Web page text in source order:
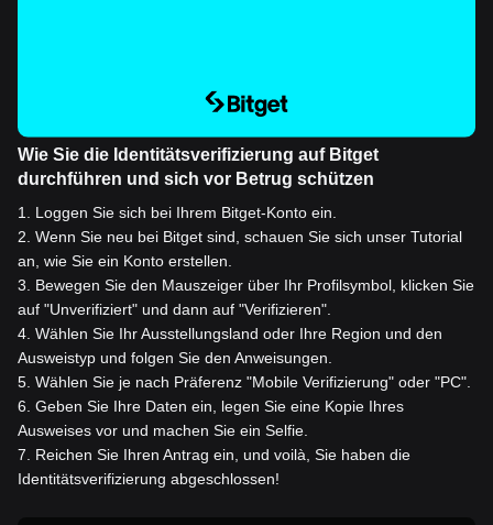
Wie Sie die Identitätsverifizierung auf Bitget
durchführen und sich vor Betrug schützen
1
Loggen Sie sich bei Ihrem Bitget-Konto ein.
2 Wenn Sie neu bei Bitget sind, schauen Sie sich unser Tutorial
an, wie Sie ein Konto erstellen.
3
Bewegen Sie den Mauszeiger über Ihr Profilsymbol, klicken Sie
auf "Unverifiziert" und dann auf "Verifizieren".
4 Wählen Sie Ihr Ausstellungsland oder Ihre Region und den
Ausweistyp und folgen Sie den Anweisungen.
5 Wählen Sie je nach Präferenz "Mobile Verifizierung" oder "PC".
6 Geben Sie Ihre Daten ein, legen Sie eine Kopie Ihres
Ausweises vor und machen Sie ein Selfie.
7
Reichen Sie Ihren Antrag ein, und voilà, Sie haben die
Identitätsverifizierung abgeschlossen!